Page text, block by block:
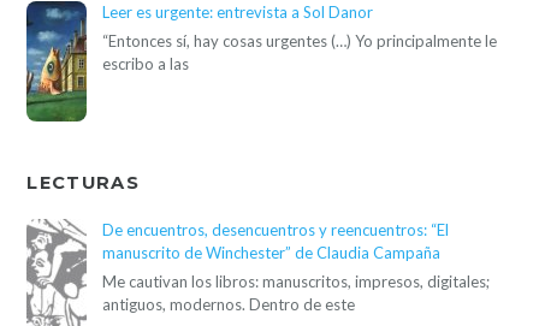
Leer es urgente: entrevista a Sol Danor
“Entonces sí, hay cosas urgentes (…) Yo principalmente le
escribo a las
LECTURAS
De encuentros, desencuentros y reencuentros: “El
manuscrito de Winchester” de Claudia Campaña
Me cautivan los libros: manuscritos, impresos, digitales;
antiguos, modernos. Dentro de este